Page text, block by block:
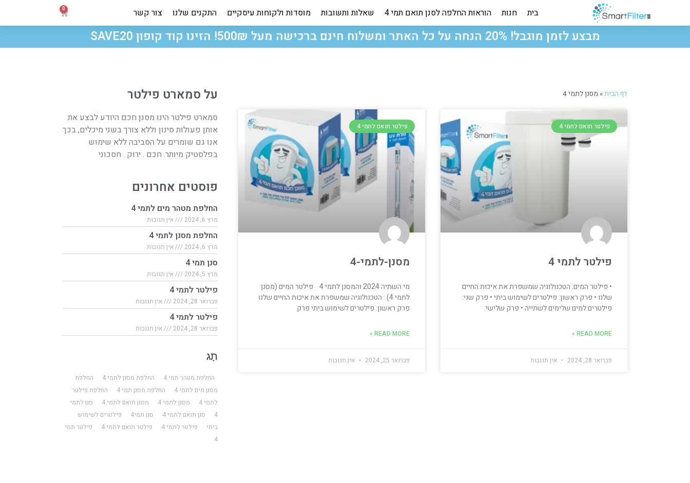
בית חנות הוראות החלפה לסנן תואם תמי 4 שאלות ותשובות מוסדות ולקוחות עיסקיים התקנים שלנו צור קשר
מבצע לזמן מוגבל! 20% הנחה על כל האתר ומשלוח חינם ברכישה מעל 500₪! הזינו קוד קופון SAVE20
דף הבית» מסנן לתמי 4
פילטר תואם לתמי 4
פילטר לתמי 4
• פילטר המים: הטכנולוגיה שמשפרת את איכות החיים
שלנו • פרק ראשון: פילטרים לשימוש ביתי • פרק שני:
פילטרים למים שלימים לשתייה • פרק שלישי:
READ MORE »
פברואר 28, 2024 אין תגובות
פילטר תואם לתמי 4
מסנן-לתמי-4
מי השתיה 2024 והמסנן לתמי 4 פילטר המים (מסנן
לתמי 4) : הטכנולוגיה שמשפרת את איכות החיים שלנו
פרק ראשון: פילטרים לשימוש ביתי פרק
READ MORE »
פברואר 25, 2024 אין תגובות
על סמארט פילטר
סמארט פילטר הינו מסנן חכם היודע לבצע את
אותן פעולות סינון וללא צורך בשני מיכלים, בכך
אנו גם שומרים על הסביבה ללא שימוש
בפלסטיק מיותר. חכם . ירוק . חסכוני
פוסטים אחרונים
החלפת מטהר מים לתמי 4
מרץ 6, 2024 אין תגובות
החלפת מסנן לתמי 4
מרץ 6, 2024 אין תגובות
סנן תמי 4
מרץ 5, 2024 אין תגובות
פילטר לתמי 4
פברואר 28, 2024 אין תגובות
פילטר לתמי 4
פברואר 28, 2024 אין תגובות
תָג
החלפת מטהר תמי 4 החלפת מסנן לתמי 4
החלפת
מסנן מים לתמי 4
החלפת מסנן תמי 4
החלפת פילטר
לתמי 4
מסנן לתמי 4 מסנן תואם לתמי 4
סנן לתמי
4
סנן תואם לתמי 4 סנן תמי4
פילטרים לשימוש
ביתי
פילטר לתמי 4 פילטר תואם לתמי 4
פילטר תמי
4